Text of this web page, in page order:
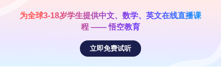
为全球3-18岁学生提供中文、数学、英文在线直播课
程 —— 悟空教育
立即免费试听